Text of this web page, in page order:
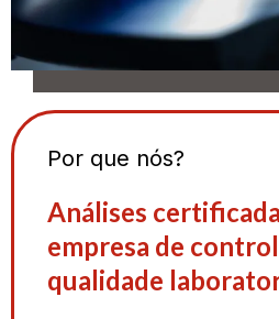
Por que nós?
Análises
empresa de
qualidade